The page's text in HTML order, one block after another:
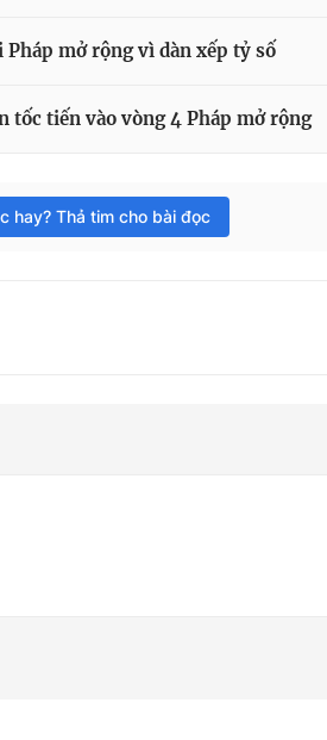
mở rộng vì dàn xếp tỷ số
tốc tiến vào vòng 4 Pháp mở rộng
hay? Thả tim cho bài đọc